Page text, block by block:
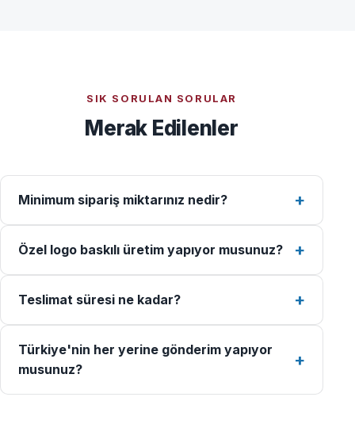
SIK SORULAN SORULAR
Merak Edilenler
Minimum sipariş miktarınız nedir?
Özel logo baskılı üretim yapıyor musunuz?
Teslimat süresi ne kadar?
Türkiye'nin her yerine gönderim yapıyor
musunuz?